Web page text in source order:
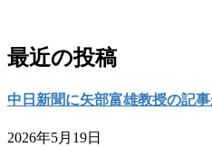
最近の投稿
中日新聞に矢部富雄教授の記
2026年5月19日